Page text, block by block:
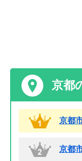
京都
京都
京都